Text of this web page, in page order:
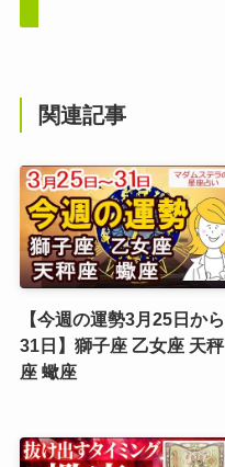
関連記事
【今週の運勢3月25日から
31日】獅子座 乙女座 天秤
座 蠍座